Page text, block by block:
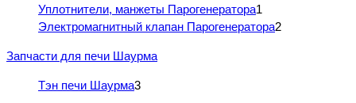
Уплотнители, манжеты Парогенератора1
Электромагнитный клапан Парогенератора2
Запчасти для печи Шаурма
Тэн печи Шаурма3